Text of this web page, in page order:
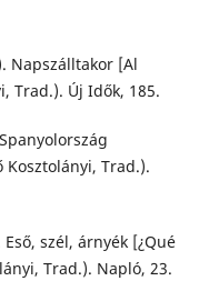
Napszálltakor [Al
Trad.). Új Idők, 185.
Kosztolányi, Trad.).
szél, árnyék [¿Qué
Trad.). Napló, 23.